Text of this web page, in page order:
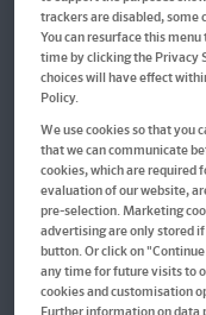
Für alle wichtigen
trackers are disabled, some
You can resurface this
time by clicking the Privacy
choices will have effect
Policy.
We use cookies so that you
that we can communicate
cookies, which are required
evaluation of our website,
pre-selection. Marketing
advertising are only stored
button. Or click on
any time for future visits to
cookies and customisation
Further information on data